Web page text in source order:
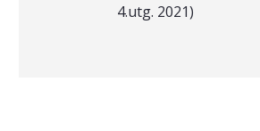
4.utg. 2021)